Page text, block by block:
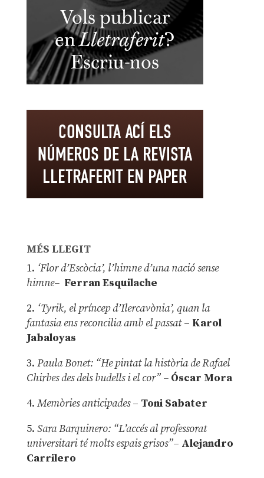
MÉS LLEGIT
1. ‘Flor d’Escòcia’, l’himne d’una nació sense
himne– Ferran Esquilache
2. ‘Tyrik, el príncep d’Ilercavònia’, quan la
fantasia ens reconcilia amb el passat– Karol
Jabaloyas
3. Paula Bonet: “He pintat la història de Rafael
Chirbes des dels budells i el cor” –Óscar Mora
4. Memòries anticipades– Toni Sabater
5. Sara Barquinero: “L’accés al professorat
universitari té molts espais grisos”– Alejandro
Carrilero